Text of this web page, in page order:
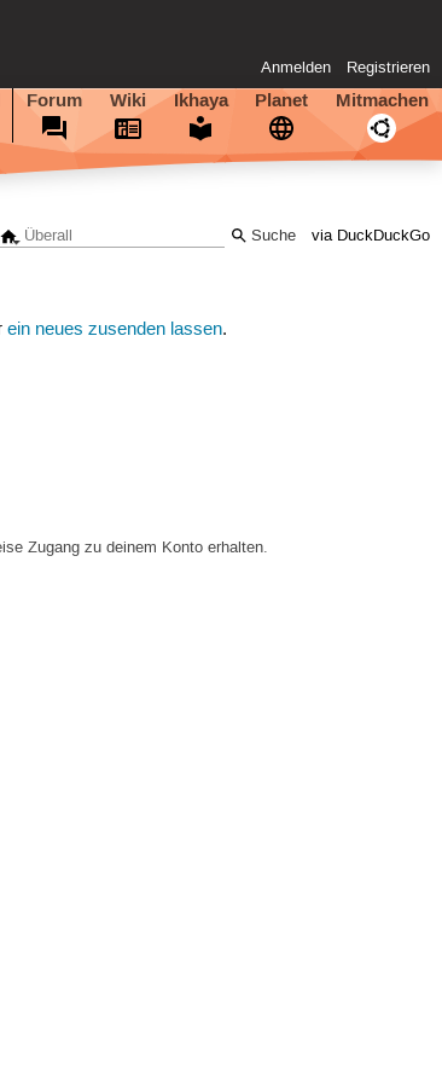
Anmelden Registrieren
Forum Wiki Ikhaya Planet Mitmachen
via DuckDuckGo
ein neues zusenden lassen.
Zugang zu deinem Konto erhalten.